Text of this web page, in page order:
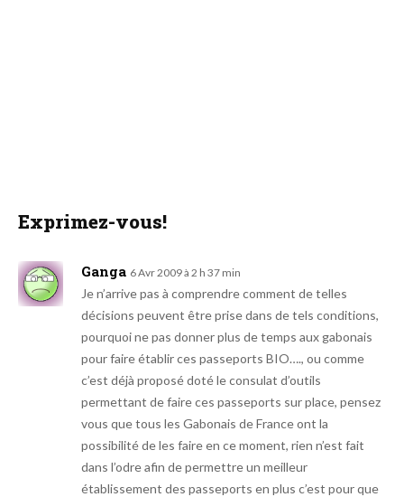
Exprimez-vous!
Ganga 6 Avr 2009 à 2 h 37 min
Je n’arrive pas à comprendre comment de telles
décisions peuvent être prise dans de tels conditions,
pourquoi ne pas donner plus de temps aux gabonais
pour faire établir ces passeports BIO…., ou comme
c’est déjà proposé doté le consulat d’outils
permettant de faire ces passeports sur place, pensez
vous que tous les Gabonais de France ont la
possibilité de les faire en ce moment, rien n’est fait
dans l’odre afin de permettre un meilleur
établissement des passeports en plus c’est pour que